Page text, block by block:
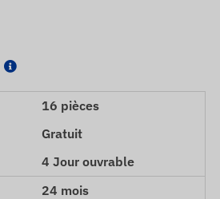
16 pièces
Gratuit
4 Jour ouvrable
24 mois